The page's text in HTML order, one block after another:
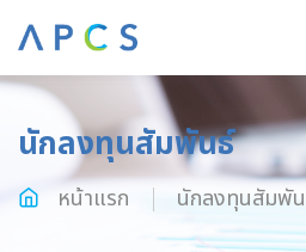
นักลงทุนสัมพันธ์
หน้าแรก นักลงทุนสัมพั